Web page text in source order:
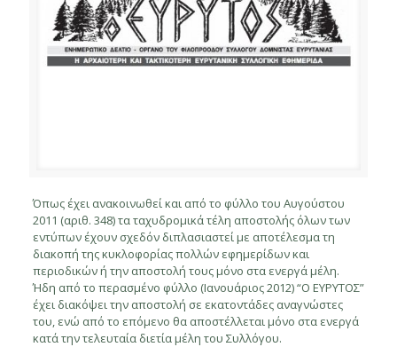
Όπως έχει ανακοινωθεί και από το φύλλο του Αυγούστου
2011 (αριθ. 348) τα ταχυδρομικά τέλη αποστολής όλων των
εντύπων έχουν σχεδόν διπλασιαστεί με αποτέλεσμα τη
διακοπή της κυκλοφορίας πολλών εφημερίδων και
περιοδικών ή την αποστολή τους μόνο στα ενεργά μέλη.
Ήδη από το περασμένο φύλλο (Ιανουάριος 2012) “Ο ΕΥΡΥΤΟΣ”
έχει διακόψει την αποστολή σε εκατοντάδες αναγνώστες
του, ενώ από το επόμενο θα αποστέλλεται μόνο στα ενεργά
κατά την τελευταία διετία μέλη του Συλλόγου.